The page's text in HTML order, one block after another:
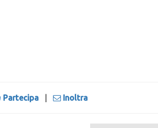
Partecipa Inoltra